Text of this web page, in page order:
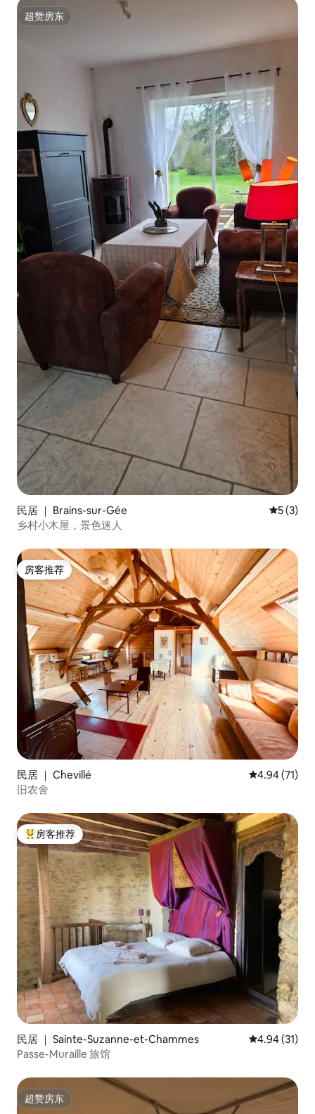
超赞房东
超赞房东
民居 ｜ Brains-sur-Gée 平均评分
5 (3)
乡村小木屋，景色迷人
房客推荐
房客推荐
民居 ｜ Chevillé 平均评分
4.94 (71)
旧农舍
热门「房客推荐」
房客推荐
民居 ｜ Sainte-Suzanne-et-Chammes 平均评分
4.94 (31)
Passe-Muraille 旅馆
超赞房东
超赞房东